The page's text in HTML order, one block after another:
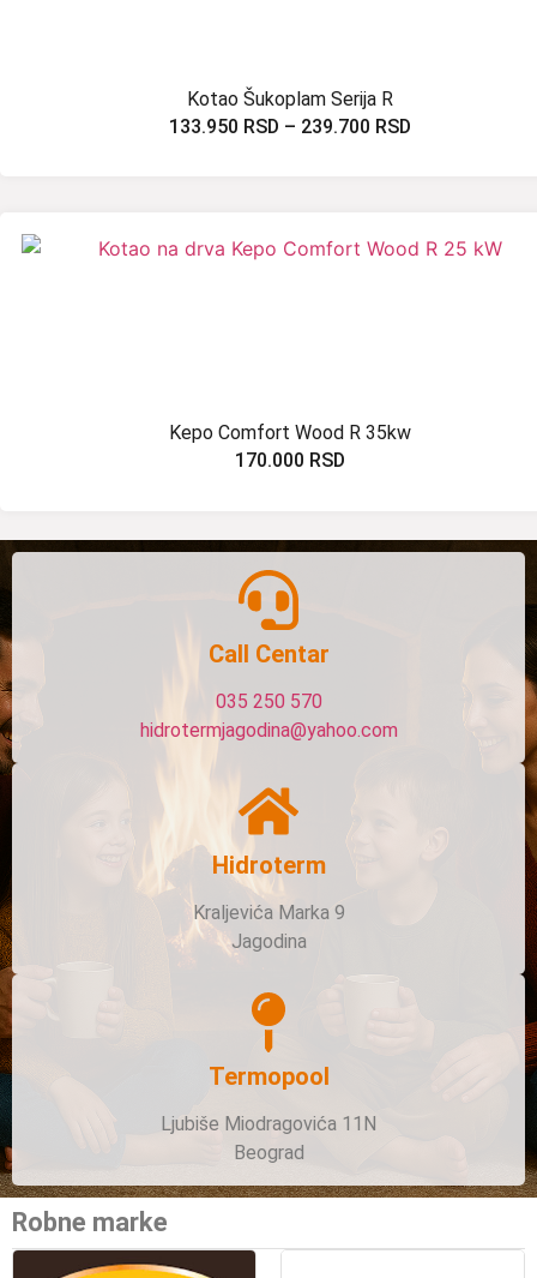
Kotao Šukoplam Serija R
133.950 RSD – 239.700 RSD
Kepo Comfort Wood R 35kw
170.000 RSD
Call Centar
035 250 570
hidrotermjagodina@yahoo.com
Hidroterm
Kraljevića Marka 9
Jagodina
Termopool
Ljubiše Miodragovića 11N
Beograd
Robne marke